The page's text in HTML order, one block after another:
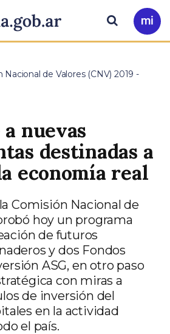
Ir
a
Buscar
Nacional de Valores (CNV) 2019 -
nuevas
destinadas a
economía real
Comisión Nacional de
hoy un programa
de futuros
y dos Fondos
ASG, en otro paso
con miras a
de inversión del
en la actividad
el país.